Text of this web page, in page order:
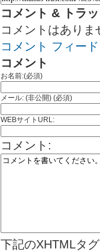
コメント & トラ
コメントはありま
コメント フィード
コメント
お名前:(必須)
メール: (非公開) (必須)
WEBサイトURL:
コメント:
下記のXHTMLタ